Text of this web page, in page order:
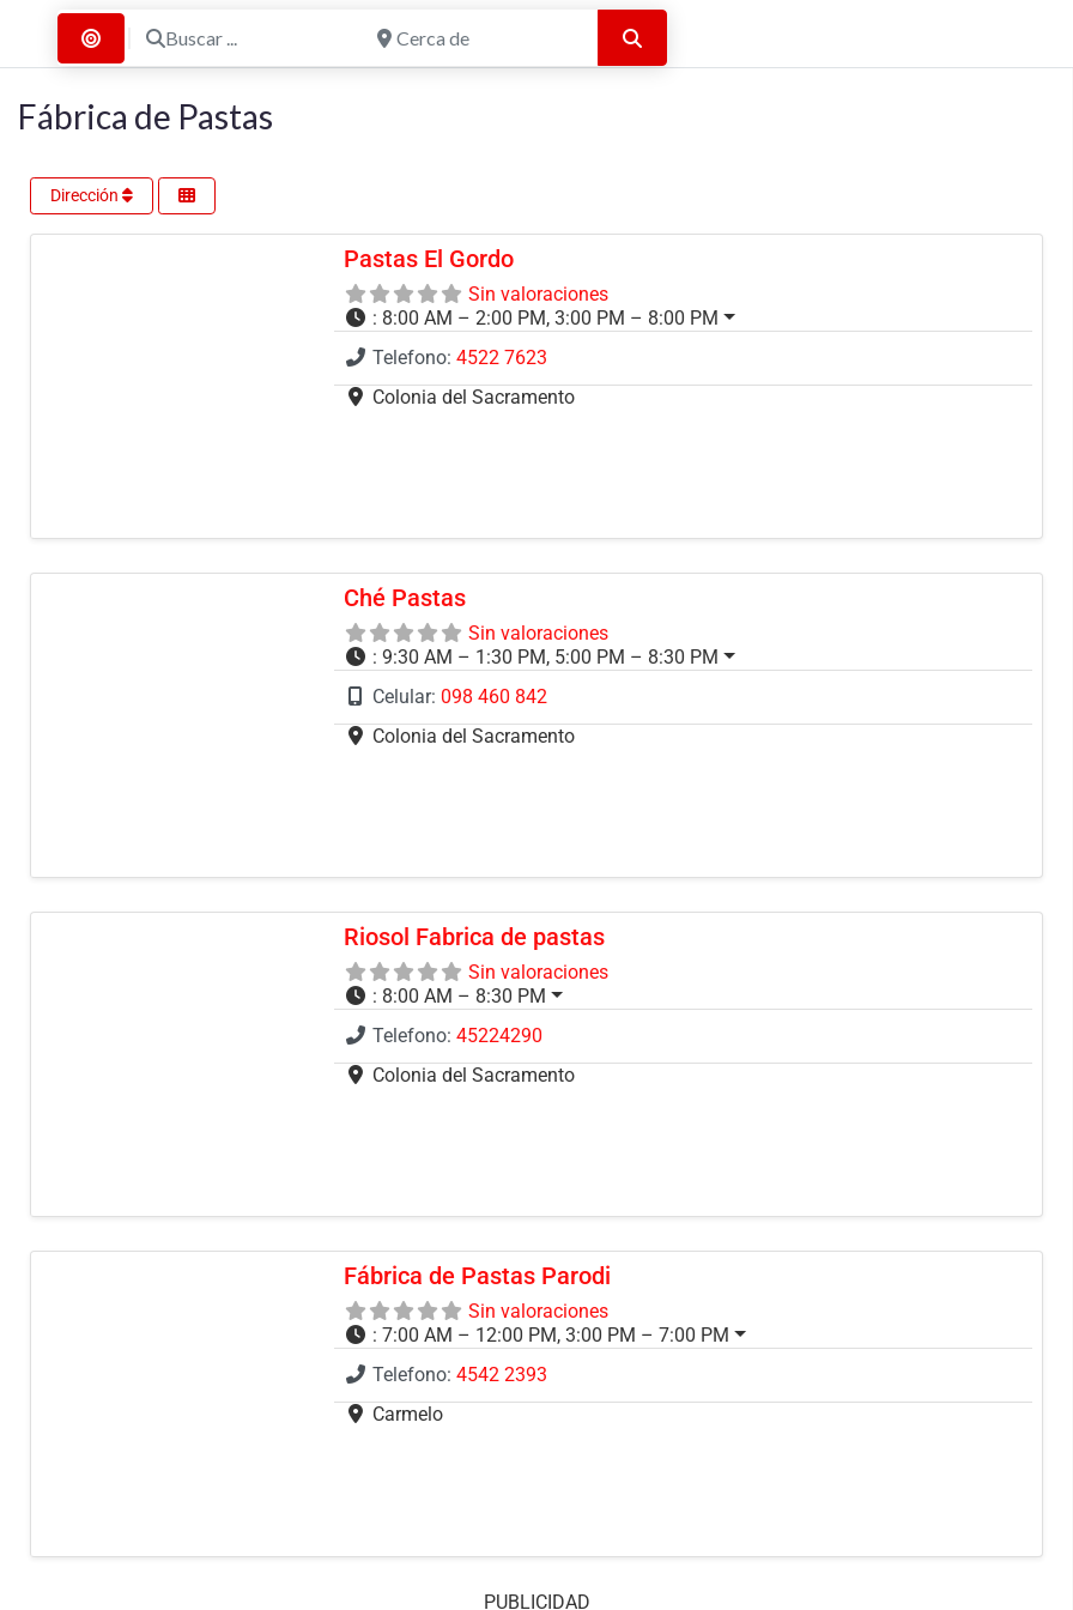
Buscar por Distancia
Buscar ... Cerca de
Fábrica de Pastas
Dirección
Pastas El Gordo
Sin valoraciones
: 8:00 AM – 2:00 PM, 3:00 PM – 8:00 PM
Telefono:4522 7623
Colonia del Sacramento
Ché Pastas
Sin valoraciones
:9:30 AM – 1:30 PM, 5:00 PM – 8:30 PM
Celular: 098 460 842
Colonia del Sacramento
Riosol Fabrica de pastas
Sin valoraciones
: 8:00 AM – 8:30 PM
Telefono:45224290
Colonia del Sacramento
Fábrica de Pastas Parodi
Sin valoraciones
:7:00 AM – 12:00 PM, 3:00 PM – 7:00 PM
Telefono:4542 2393
Carmelo
PUBLICIDAD